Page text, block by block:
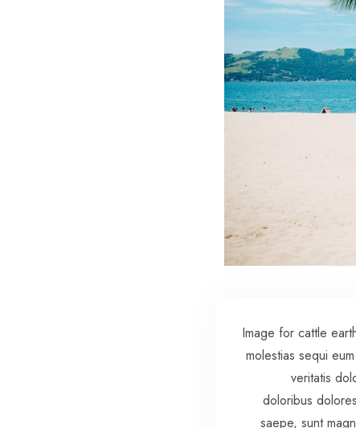
Image for cattle
molestias sequi
veritatis
doloribus
saepe, sunt